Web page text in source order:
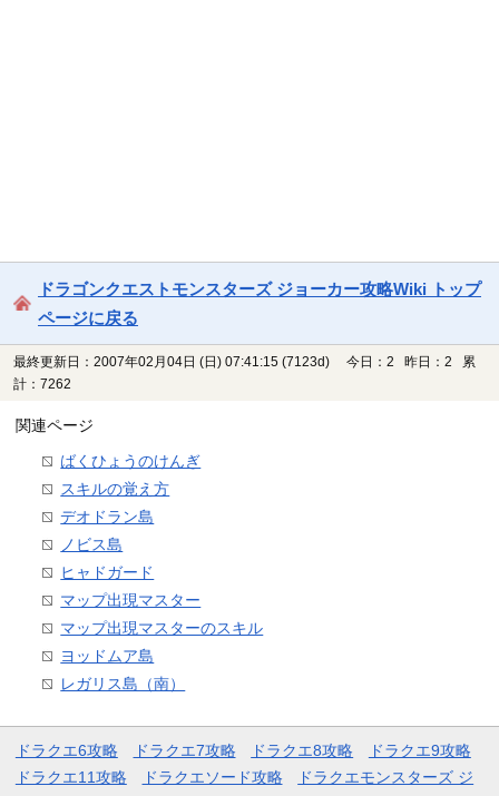
ドラゴンクエストモンスターズ ジョーカー攻略Wiki トップ
ページに戻る
最終更新日：2007年02月04日 (日) 07:41:15 (7123d)
今日：2 昨日：2 累
計：7262
関連ページ
ばくひょうのけんぎ
スキルの覚え方
デオドラン島
ノビス島
ヒャドガード
マップ出現マスター
マップ出現マスターのスキル
ヨッドムア島
レガリス島（南）
ドラクエ6攻略 ドラクエ7攻略 ドラクエ8攻略
ドラクエ9攻略
ドラクエ11攻略
ドラクエソード攻略
ドラクエモンスターズ ジ